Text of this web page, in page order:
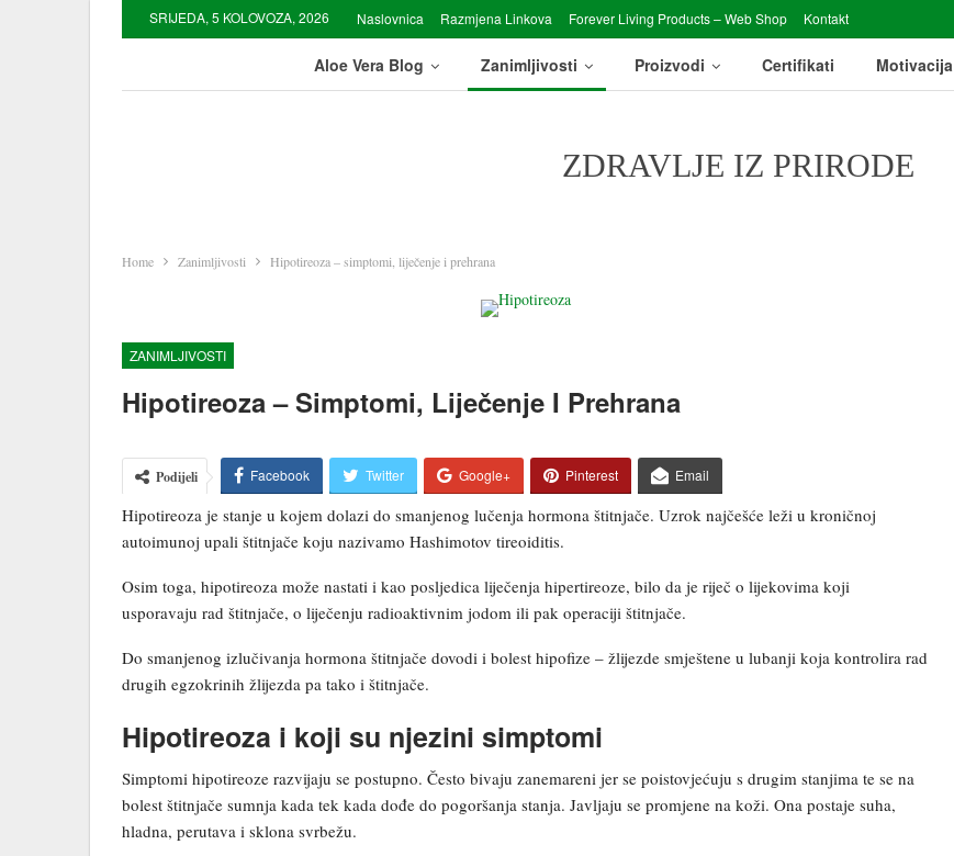
SRIJEDA, 5 KOLOVOZA, 2026 Naslovnica Razmjena Linkova Forever Living Products – Web Shop Kontakt
Aloe Vera Blog Zanimljivosti Proizvodi Certifikati Motivacija
ZDRAVLJE IZ PRIRODE
Home Zanimljivosti Hipotireoza – simptomi, liječenje i prehrana
ZANIMLJIVOSTI
Hipotireoza – Simptomi, Liječenje I Prehrana
Podijeli Facebook Twitter Google+ Pinterest Email
Hipotireoza je stanje u kojem dolazi do smanjenog lučenja hormona štitnjače. Uzrok najčešće leži u kroničnoj
autoimunoj upali štitnjače koju nazivamo Hashimotov tireoiditis.
Osim toga, hipotireoza može nastati i kao posljedica liječenja hipertireoze, bilo da je riječ o lijekovima koji
usporavaju rad štitnjače, o liječenju radioaktivnim jodom ili pak operaciji štitnjače.
Do smanjenog izlučivanja hormona štitnjače dovodi i bolest hipofize – žlijezde smještene u lubanji koja kontrolira rad
drugih egzokrinih žlijezda pa tako i štitnjače.
Hipotireoza i koji su njezini simptomi
Simptomi hipotireoze razvijaju se postupno. Često bivaju zanemareni jer se poistovjećuju s drugim stanjima te se na
bolest štitnjače sumnja kada tek kada dođe do pogoršanja stanja. Javljaju se promjene na koži. Ona postaje suha,
hladna, perutava i sklona svrbežu.